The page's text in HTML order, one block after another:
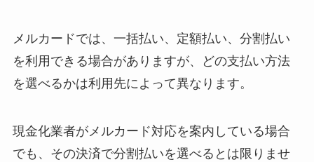
メルカードでは、一括払い、定額払い、分割払い
を利用できる場合がありますが、どの支払い方法
を選べるかは利用先によって異なります。
現金化業者がメルカード対応を案内している場合
でも、その決済で分割払いを選べるとは限りませ